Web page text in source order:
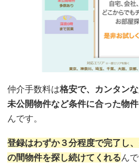
仲介手数料は格安で、カンタン
未公開物件など条件に合った物件
んです。
登録はわずか３分程度で完了し
の間物件を探し続けてくれるんで